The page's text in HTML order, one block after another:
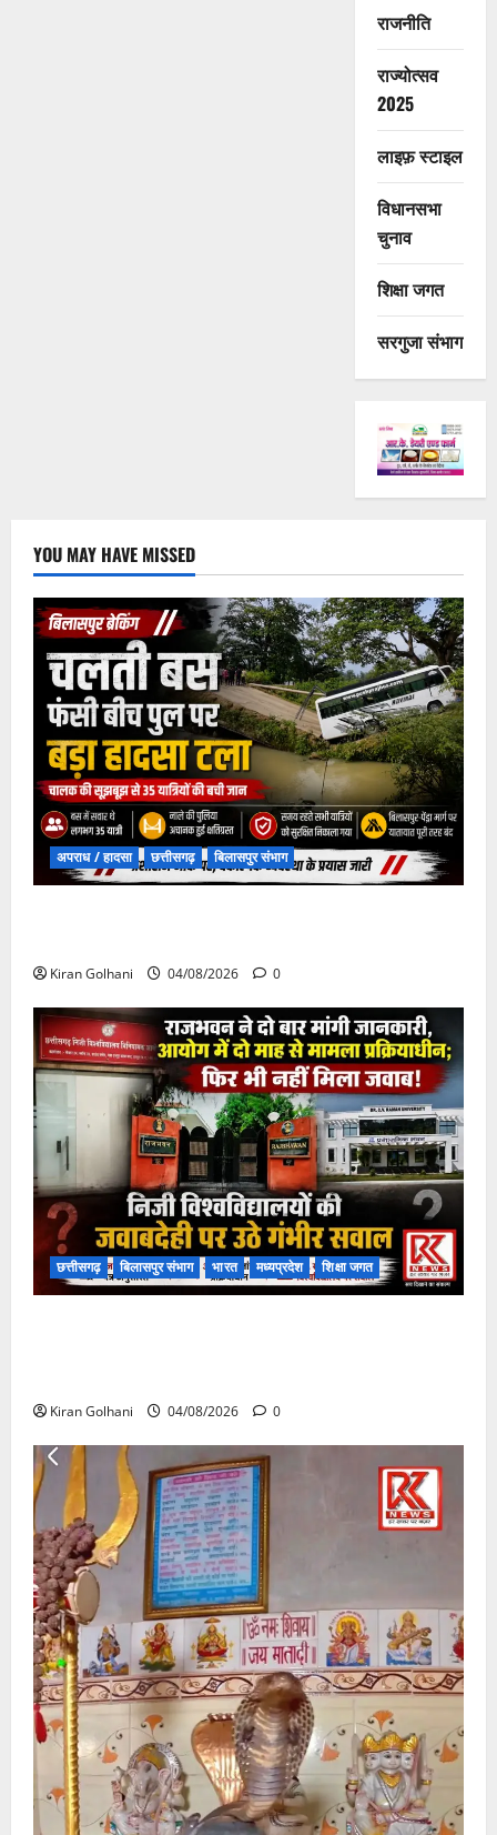
राजनीति
राज्योत्सव
2025
लाइफ़ स्टाइल
विधानसभा
चुनाव
शिक्षा जगत
सरगुजा संभाग
YOU MAY HAVE MISSED
अपराध / हादसा छत्तीसगढ़ बिलासपुर संभाग
Kiran Golhani 04/08/2026 0
छत्तीसगढ़ बिलासपुर संभाग भारत मध्यप्रदेश शिक्षा जगत
Kiran Golhani 04/08/2026 0